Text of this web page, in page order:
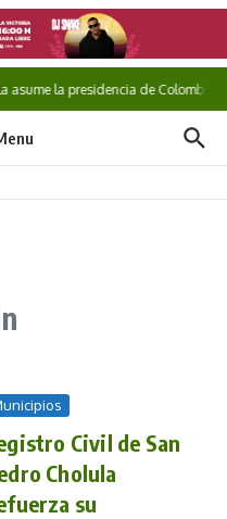
asume la presidencia de Colombia
Civil de San
Cholula
su